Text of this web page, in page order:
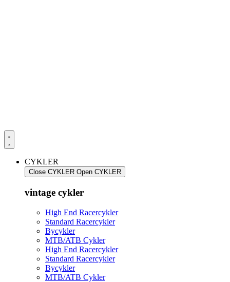
CYKLER
Close CYKLER Open CYKLER
vintage cykler
High End Racercykler
Standard Racercykler
Bycykler
MTB/ATB Cykler
High End Racercykler
Standard Racercykler
Bycykler
MTB/ATB Cykler